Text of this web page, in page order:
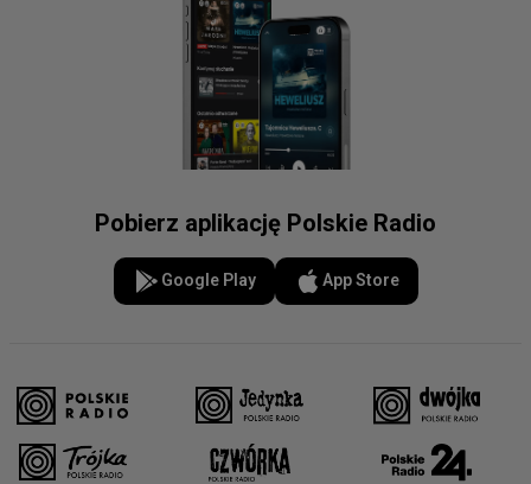
Pobierz aplikację Polskie Radio
Google Play App Store